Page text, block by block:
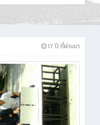
17 ปี ที่ผ่านมา